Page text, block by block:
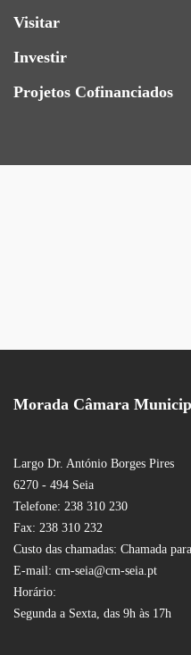
Visitar
Investir
Projetos Cofinanciados
Morada Câmara
Largo Dr. António Borges Pires
6270 - 494 Seia
Telefone: 238 310 230
Fax: 238 310 232
Custo das chamadas: Chamada
E-mail: cm-seia@cm-seia.pt
Horário:
Segunda a Sexta, das 9h às 17h